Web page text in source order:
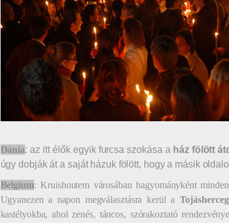
Dánia: az itt élők egyik furcsa szokása a ház fölött
úgy dobják át a saját házuk fölött, hogy a másik
Belgium: Kruishoutem városában hagyományként
Ugyanezen a napon megválasztásra kerül a Tojásherceg
kastélyokba, ahol zenés, táncos, szórakoztató